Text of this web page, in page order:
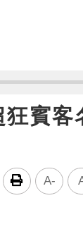
賓客
A-